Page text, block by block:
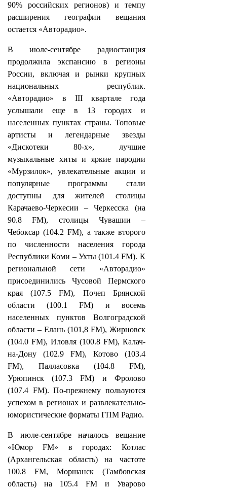
90% российских регионов) и темпу
расширения географии вещания
остается «Авторадио».
В июле-сентябре радиостанция
продолжила экспансию в регионы
России, включая и рынки крупных
национальных республик.
«Авторадио» в III квартале года
услышали еще в 13 городах и
населенных пунктах страны. Топовые
артисты и легендарные звезды
«Дискотеки 80-х», лучшие
музыкальные хиты и яркие пародии
«Мурзилок», увлекательные акции и
популярные программы стали
доступны для жителей столицы
Карачаево-Черкесии – Черкесска (на
90.8 FM), столицы Чувашии –
Чебоксар (104.2 FM), а также второго
по численности населения города
Республики Коми – Ухты (101.4 FM). К
региональной сети «Авторадио»
присоединились Чусовой Пермского
края (107.5 FM), Почеп Брянской
области (100.1 FM) и восемь
населенных пунктов Волгоградской
области – Елань (101,8 FM), Жирновск
(104.0 FM), Иловля (100.8 FM), Калач-
на-Дону (102.9 FM), Котово (103.4
FM), Палласовка (104.8 FM),
Урюпинск (107.3 FM) и Фролово
(107.4 FM). По-прежнему пользуются
успехом в регионах и развлекательно-
юмористические форматы ГПМ Радио.
В июле-сентябре началось вещание
«Юмор FM» в городах: Котлас
(Архангельская область) на частоте
100.8 FM, Моршанск (Тамбовская
область) на 105.4 FM и Уварово